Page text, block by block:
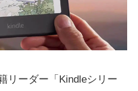
リーダー「Kindleシリー